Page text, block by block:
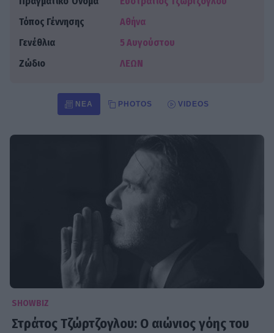
Τόπος Γέννησης
Αθήνα
Γενέθλια
5 Αυγούστου
Ζώδιο
ΛΕΩΝ
ΝΈΑ PHOTOS VIDEOS
SHOWBIZ
Στράτος Τζώρτζογλου: Ο αιώνιος γόης του